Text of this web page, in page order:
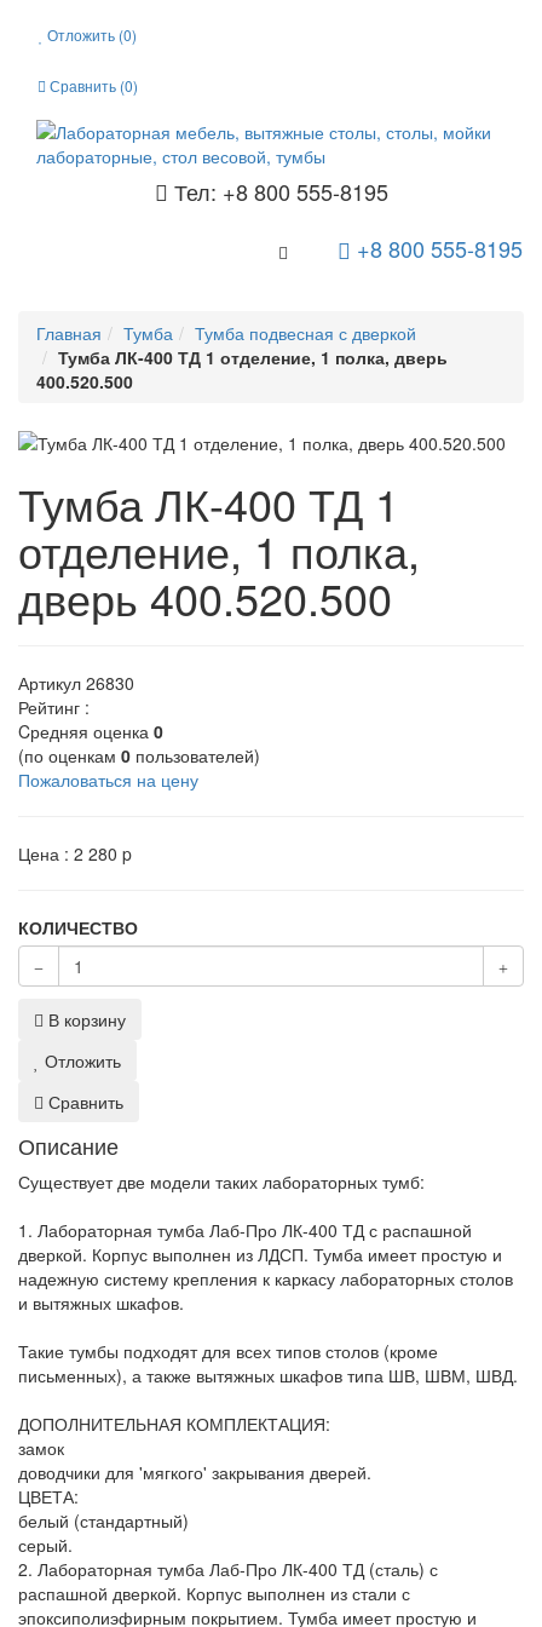
Отложить (0)
Сравнить (0)
Тел: +8 800 555-8195
+8 800 555-8195
Toggle Navigation
Главная Тумба
Тумба подвесная с дверкой
Тумба ЛК-400 ТД 1 отделение, 1 полка, дверь
400.520.500
Тумба ЛК-400 ТД 1
отделение, 1 полка,
дверь 400.520.500
Артикул 26830
Рейтинг :
Cредняя оценка 0
(по оценкам 0 пользователей)
Пожаловаться на цену
Цена : 2 280 p
КОЛИЧЕСТВО
В корзину
Отложить
Сравнить
Описание
Существует две модели таких лабораторных тумб:
1. Лабораторная тумба Лаб-Про ЛК-400 ТД с распашной
дверкой. Корпус выполнен из ЛДСП. Тумба имеет простую и
надежную систему крепления к каркасу лабораторных столов
и вытяжных шкафов.
Такие тумбы подходят для всех типов столов (кроме
письменных), а также вытяжных шкафов типа ШВ, ШВМ, ШВД.
ДОПОЛНИТЕЛЬНАЯ КОМПЛЕКТАЦИЯ:
замок
доводчики для 'мягкого' закрывания дверей.
ЦВЕТА:
белый (стандартный)
серый.
2. Лабораторная тумба Лаб-Про ЛК-400 ТД (сталь) с
распашной дверкой. Корпус выполнен из стали с
эпоксиполиэфирным покрытием. Тумба имеет простую и